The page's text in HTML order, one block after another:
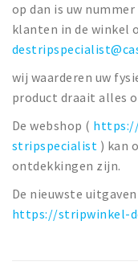
Inloggen
op dan is uw
klanten in de winkel
wij waarderen uw
product draait alles
De webshop (
stripspecialist ) kan
ontdekkingen zijn.
De nieuwste
https://stripwinkel-